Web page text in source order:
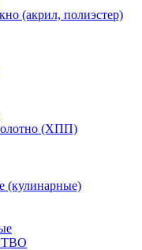
(акрил, полиэстер)
(ХПП)
(кулинарные)